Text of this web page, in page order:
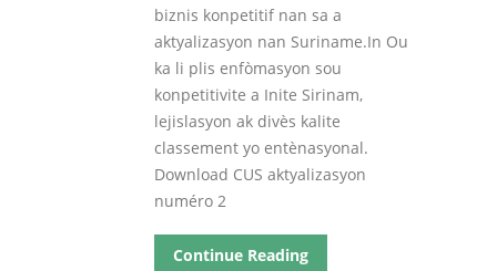
biznis konpetitif nan sa a
aktyalizasyon nan Suriname.In Ou
ka li plis enfòmasyon sou
konpetitivite a Inite Sirinam,
lejislasyon ak divès kalite
classement yo entènasyonal.
Download CUS aktyalizasyon
numéro 2
Continue Reading